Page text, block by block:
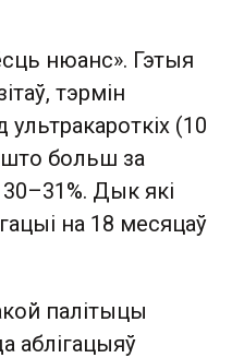
нюанс». Гэтыя
тэрмін
(10
што больш за
Дык які
на 18 месяцаў
палітыцы
аблігацыяў